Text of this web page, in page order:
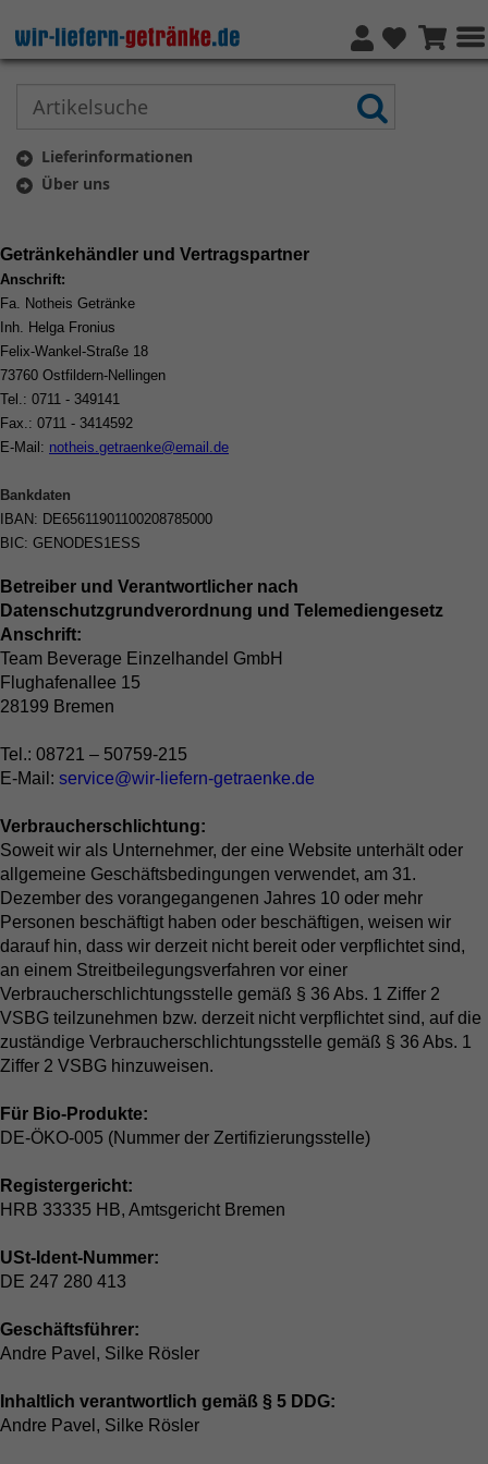
Lieferinformationen
Über uns
Getränkehändler und Vertragspartner
Anschrift:
Fa. Notheis Getränke
Inh. Helga Fronius
Felix-Wankel-Straße 18
73760 Ostfildern-Nellingen
Tel.: 0711 - 349141
Fax.: 0711 - 3414592
E-Mail: notheis.getraenke@email.de
Bankdaten
IBAN: DE65611901100208785000
BIC: GENODES1ESS
Betreiber und Verantwortlicher nach
Datenschutzgrundverordnung und Telemediengesetz
Anschrift:
Team Beverage Einzelhandel GmbH
Flughafenallee 15
28199 Bremen
Tel.: 08721 – 50759-215
E-Mail: service@wir-liefern-getraenke.de
Verbraucherschlichtung:
Soweit wir als Unternehmer, der eine Website unterhält oder
allgemeine Geschäftsbedingungen verwendet, am 31.
Dezember des vorangegangenen Jahres 10 oder mehr
Personen beschäftigt haben oder beschäftigen, weisen wir
darauf hin, dass wir derzeit nicht bereit oder verpflichtet sind,
an einem Streitbeilegungsverfahren vor einer
Verbraucherschlichtungsstelle gemäß § 36 Abs. 1 Ziffer 2
VSBG teilzunehmen bzw. derzeit nicht verpflichtet sind, auf die
zuständige Verbraucherschlichtungsstelle gemäß § 36 Abs. 1
Ziffer 2 VSBG hinzuweisen.
Für Bio-Produkte:
DE-ÖKO-005 (Nummer der Zertifizierungsstelle)
Registergericht:
HRB 33335 HB, Amtsgericht Bremen
USt-Ident-Nummer:
DE 247 280 413
Geschäftsführer:
Andre Pavel, Silke Rösler
Inhaltlich verantwortlich gemäß § 5 DDG:
Andre Pavel, Silke Rösler